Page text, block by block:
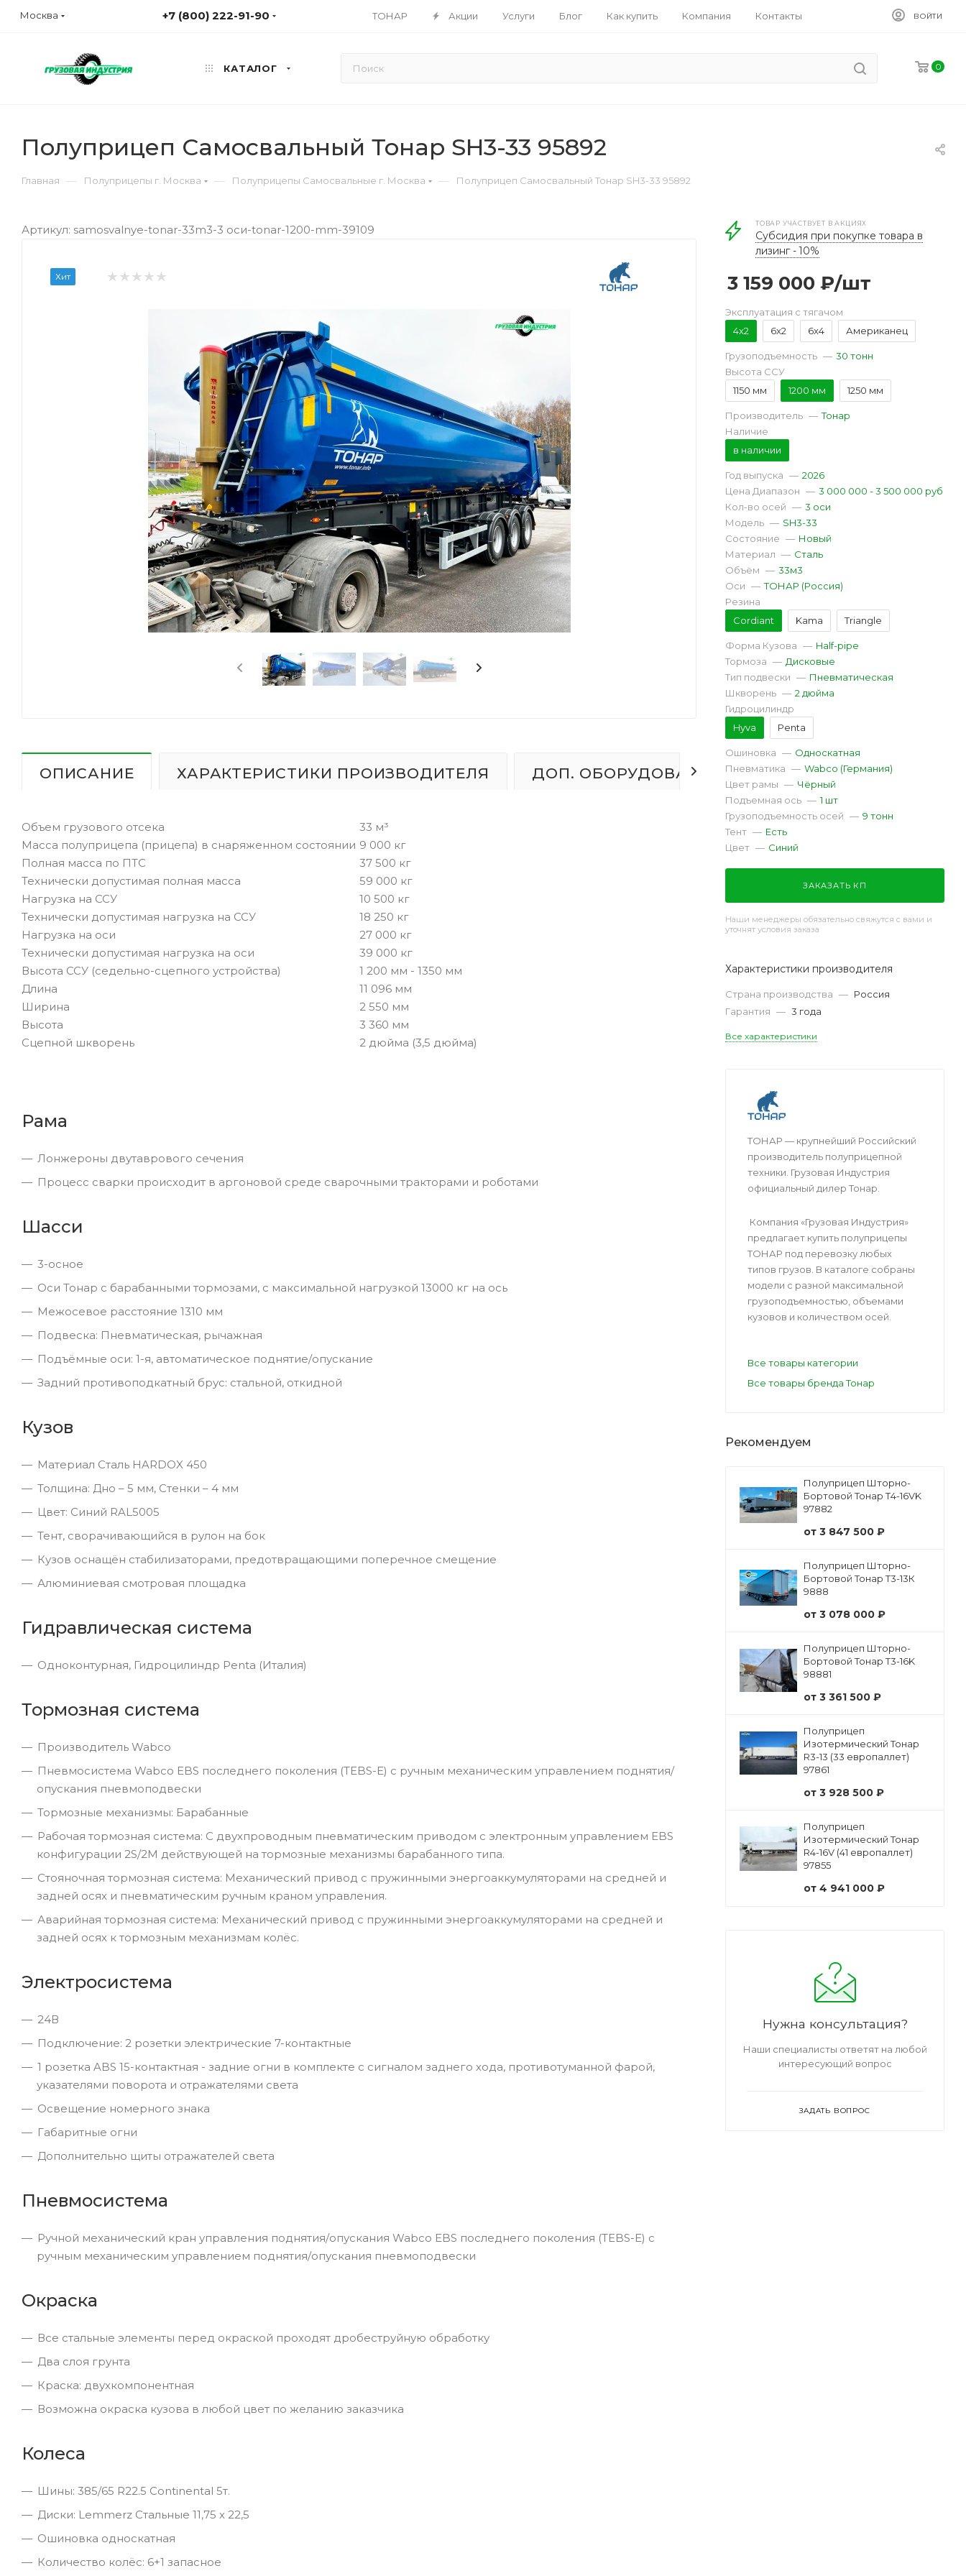
Москва +7 (800) 222-91-90 ТОНАР Акции Услуги Блог Как купить Компания Контакты ВОЙТИ
КАТАЛОГ 0
Полуприцеп Самосвальный Тонар SH3-33 95892
Главная — Полуприцепы г. Москва — Полуприцепы Самосвальные г. Москва — Полуприцеп Самосвальный Тонар SH3-33 95892
Артикул: samosvalnye-tonar-33m3-3 оси-tonar-1200-mm-39109
Хит
ОПИСАНИЕ ХАРАКТЕРИСТИКИ ПРОИЗВОДИТЕЛЯ ДОП. ОБОРУДОВАНИЕ ОТЗЫВЫ
Объем грузового отсека
33 м³
Масса полуприцепа (прицепа) в снаряженном состоянии 9 000 кг
Полная масса по ПТС
37 500 кг
Технически допустимая полная масса
59 000 кг
Нагрузка на ССУ
10 500 кг
Технически допустимая нагрузка на ССУ
18 250 кг
Нагрузка на оси
27 000 кг
Технически допустимая нагрузка на оси
39 000 кг
Высота ССУ (седельно-сцепного устройства)
1 200 мм - 1350 мм
Длина 11 096 мм
Ширина
2 550 мм
Высота
3 360 мм
Сцепной шкворень
2 дюйма (3,5 дюйма)
Рама
Лонжероны двутаврового сечения
Процесс сварки происходит в аргоновой среде сварочными тракторами и роботами
Шасси
3-осное
Оси Тонар с барабанными тормозами, с максимальной нагрузкой 13000 кг на ось
Межосевое расстояние 1310 мм
Подвеска: Пневматическая, рычажная
Подъёмные оси: 1-я, автоматическое поднятие/опускание
Задний противоподкатный брус: стальной, откидной
Кузов
Материал Сталь HARDOX 450
Толщина: Дно – 5 мм, Стенки – 4 мм
Цвет: Синий RAL5005
Тент, сворачивающийся в рулон на бок
Кузов оснащён стабилизаторами, предотвращающими поперечное смещение
Алюминиевая смотровая площадка
Гидравлическая система
Одноконтурная, Гидроцилиндр Penta (Италия)
Тормозная система
Производитель Wabco
Пневмосистема Wabco EBS последнего поколения (TEBS-E) с ручным механическим управлением поднятия/
опускания пневмоподвески
Тормозные механизмы: Барабанные
Рабочая тормозная система: С двухпроводным пневматическим приводом c электронным управлением EBS
конфигурации 2S/2M действующей на тормозные механизмы барабанного типа.
Стояночная тормозная система: Механический привод с пружинными энергоаккумуляторами на средней и
задней осях и пневматическим ручным краном управления.
Аварийная тормозная система: Механический привод с пружинными энергоаккумуляторами на средней и
задней осях к тормозным механизмам колёс.
Электросистема
24В
Подключение: 2 розетки электрические 7-контактные
1 розетка ABS 15-контактная - задние огни в комплекте с сигналом заднего хода, противотуманной фарой,
указателями поворота и отражателями света
Освещение номерного знака
Габаритные огни
Дополнительно щиты отражателей света
Пневмосистема
Ручной механический кран управления поднятия/опускания Wabco EBS последнего поколения (TEBS-E) с
ручным механическим управлением поднятия/опускания пневмоподвески
Окраска
Все стальные элементы перед окраской проходят дробеструйную обработку
Два слоя грунта
Краска: двухкомпонентная
Возможна окраска кузова в любой цвет по желанию заказчика
Колеса
Шины: 385/65 R22.5 Continental 5т.
Диски: Lemmerz Стальные 11,75 х 22,5
Ошиновка односкатная
Количество колёс: 6+1 запасное
ТОВАР УЧАСТВУЕТ В АКЦИЯХ
Субсидия при покупке товара в
лизинг - 10%
3 159 000 ₽/шт
Эксплуатация с тягачом
4x2
6x2 6x4 Американец
Грузоподъемность — 30 тонн
Высота ССУ
1150 мм
1200 мм 1250 мм
Производитель — Тонар
Наличие
в наличии
Год выпуска — 2026
Цена Диапазон — 3 000 000 - 3 500 000 руб
Кол-во осей — 3 оси
Модель — SH3-33
Состояние — Новый
Материал — Сталь
Объём — 33м3
Оси — ТОНАР (Россия)
Резина
Cordiant
Kama Triangle
Форма Кузова — Half-pipe
Тормоза — Дисковые
Тип подвески — Пневматическая
Шкворень — 2 дюйма
Гидроцилиндр
Hyva
Penta
Ошиновка — Односкатная
Пневматика — Wabco (Германия)
Цвет рамы — Чёрный
Подъемная ось — 1 шт
Грузоподъемность осей — 9 тонн
Тент — Есть
Цвет — Синий
ЗАКАЗАТЬ КП
Наши менеджеры обязательно свяжутся с вами и
уточнят условия заказа
Характеристики производителя
Страна производства — Россия
Гарантия — 3 года
Все характеристики
ТОНАР — крупнейший Российский
производитель полуприцепной
техники. Грузовая Индустрия
официальный дилер Тонар.
Компания «Грузовая Индустрия»
предлагает купить полуприцепы
ТОНАР под перевозку любых
типов грузов. В каталоге собраны
модели с разной максимальной
грузоподъемностью, объемами
кузовов и количеством осей.
Все товары категории
Все товары бренда Тонар
Рекомендуем
Полуприцеп Шторно-
Бортовой Тонар Т4-16VK
97882
от 3 847 500 ₽
Полуприцеп Шторно-
Бортовой Тонар Т3-13К
9888
от 3 078 000 ₽
Полуприцеп Шторно-
Бортовой Тонар Т3-16K
98881
от 3 361 500 ₽
Полуприцеп
Изотермический Тонар
R3-13 (33 европаллет)
97861
от 3 928 500 ₽
Полуприцеп
Изотермический Тонар
R4-16V (41 европаллет)
97855
от 4 941 000 ₽
Нужна консультация?
Наши специалисты ответят на любой
интересующий вопрос
ЗАДАТЬ ВОПРОС